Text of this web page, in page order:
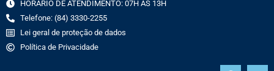
HORÁRIO DE ATENDIMENTO: 07H ÀS 13H
Telefone: (84) 3330-2255
Lei geral de proteção de dados
Política de Privacidade